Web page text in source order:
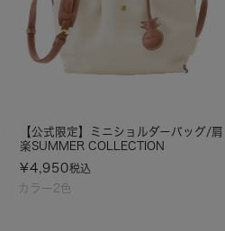
カラー2色
【公式限定】ミニショルダーバッグ/肩
楽SUMMER COLLECTION
¥4,950税込